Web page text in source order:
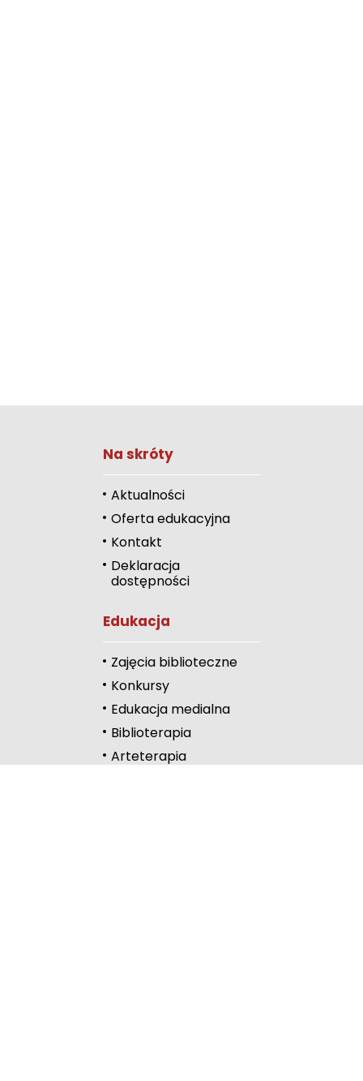
Na skróty
Aktualności
Oferta edukacyjna
Kontakt
Deklaracja
dostępności
Edukacja
Zajęcia biblioteczne
Konkursy
Edukacja medialna
Biblioterapia
Arteterapia
Duży kursor